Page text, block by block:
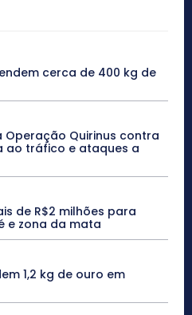
cerca de 400 kg de
Operação Quirinus contra
ao tráfico e ataques a
de R$2 milhões para
e zona da mata
1,2 kg de ouro em